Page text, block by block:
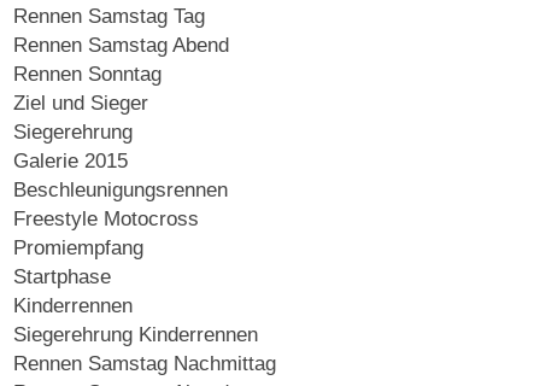
Rennen Samstag Tag
Rennen Samstag Abend
Rennen Sonntag
Ziel und Sieger
Siegerehrung
Galerie 2015
Beschleunigungsrennen
Freestyle Motocross
Promiempfang
Startphase
Kinderrennen
Siegerehrung Kinderrennen
Rennen Samstag Nachmittag